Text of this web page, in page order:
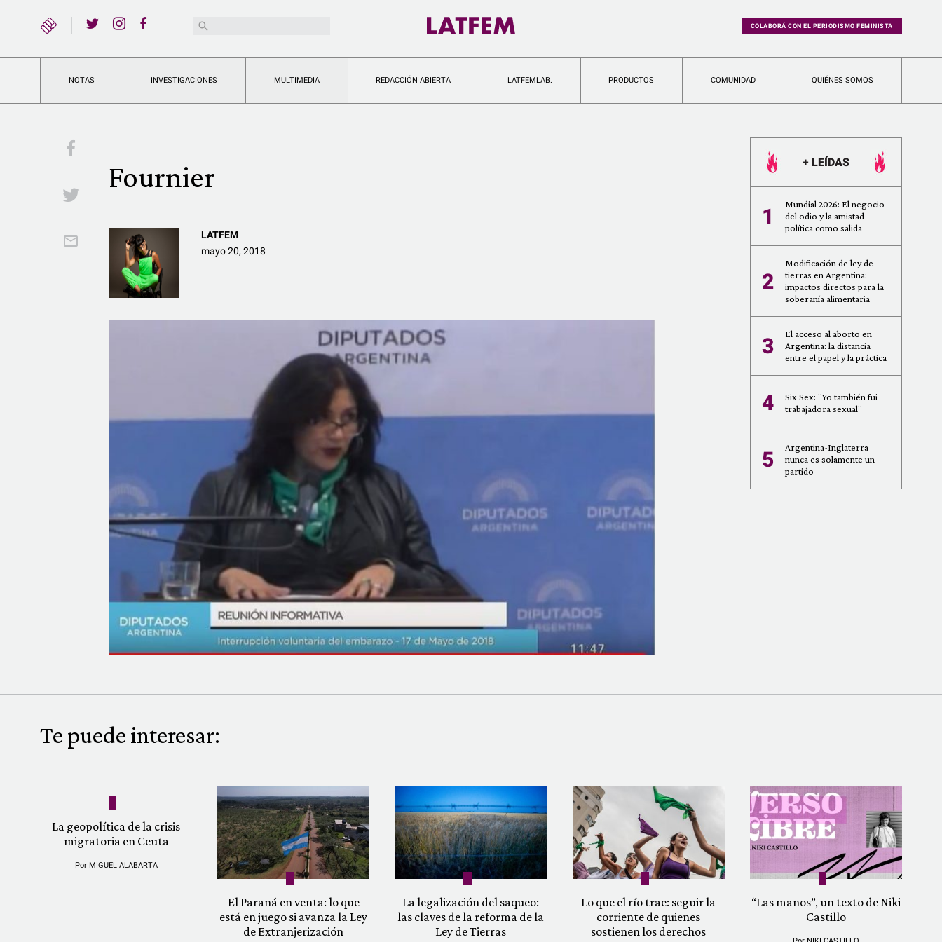
YouTubeBuscar: COLABORÁ CON EL PERIODISMO FEMINISTA
NOTAS INVESTIGACIONES MULTIMEDIA REDACCIÓN ABIERTA LATFEMLAB. PRODUCTOS COMUNIDAD QUIÉNES SOMOS
Fournier
LATFEM
mayo 20, 2018
+ LEÍDAS
1
Mundial 2026: El negocio
del odio y la amistad
política como salida
2
Modificación de ley de
tierras en Argentina:
impactos directos para la
soberanía alimentaria
3
El acceso al aborto en
Argentina: la distancia
entre el papel y la práctica
4
Six Sex: "Yo también fui
trabajadora sexual"
5
Argentina-Inglaterra
nunca es solamente un
partido
Te puede interesar:
La geopolítica de la crisis
migratoria en Ceuta
Por MIGUEL ALABARTA
El Paraná en venta: lo que
está en juego si avanza la Ley
de Extranjerización
La legalización del saqueo:
las claves de la reforma de la
Ley de Tierras
Lo que el río trae: seguir la
corriente de quienes
sostienen los derechos
“Las manos”, un texto de Niki
Castillo